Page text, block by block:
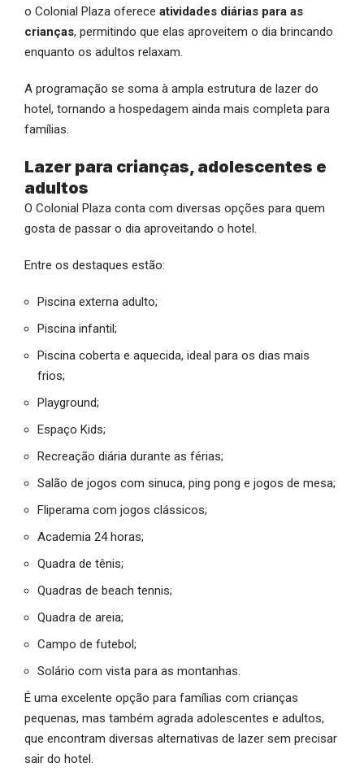
o Colonial Plaza oferece atividades diárias para as
crianças, permitindo que elas aproveitem o dia brincando
enquanto os adultos relaxam.
A programação se soma à ampla estrutura de lazer do
hotel, tornando a hospedagem ainda mais completa para
famílias.
Lazer para crianças, adolescentes e
adultos
O Colonial Plaza conta com diversas opções para quem
gosta de passar o dia aproveitando o hotel.
Entre os destaques estão:
Piscina externa adulto;
Piscina infantil;
Piscina coberta e aquecida, ideal para os dias mais
frios;
Playground;
Espaço Kids;
Recreação diária durante as férias;
Salão de jogos com sinuca, ping pong e jogos de mesa;
Fliperama com jogos clássicos;
Academia 24 horas;
Quadra de tênis;
Quadras de beach tennis;
Quadra de areia;
Campo de futebol;
Solário com vista para as montanhas.
É uma excelente opção para famílias com crianças
pequenas, mas também agrada adolescentes e adultos,
que encontram diversas alternativas de lazer sem precisar
sair do hotel.